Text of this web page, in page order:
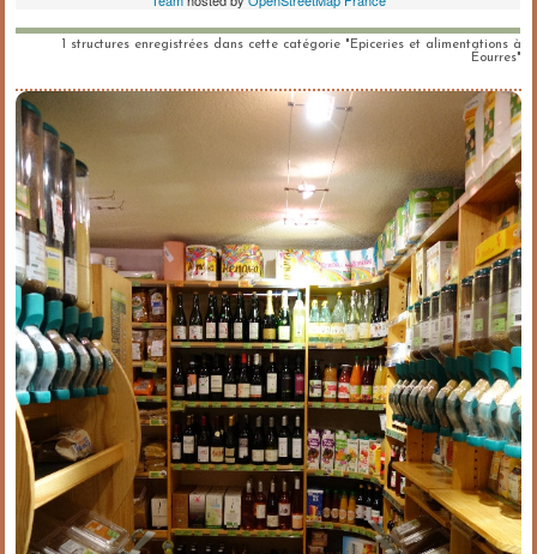
1 structures enregistrées dans cette catégorie "Epiceries et alimentations à
Éourres"